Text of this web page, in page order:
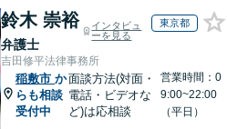
鈴木 崇裕
弁護士
インタビュ
ーを見る
東京都
吉田修平法律事務所
稲敷市 か
らも相談
受付中
面談方法(対面・
電話・ビデオな
ど)は応相談
営業時間：0
9:00~22:00
（平日）